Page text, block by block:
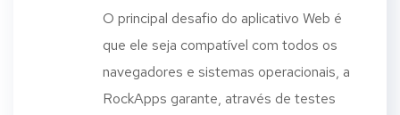
O principal desafio do aplicativo Web é
que ele seja compatível com todos os
navegadores e sistemas operacionais, a
RockApps garante, através de testes